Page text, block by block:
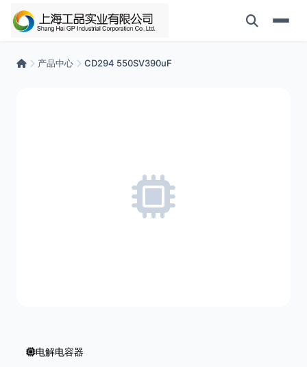
产品中心 CD294 550SV390uF
电解电容器